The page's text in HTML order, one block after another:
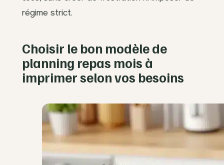
régime strict.
Choisir le bon modèle de
planning repas mois à
imprimer selon vos besoins